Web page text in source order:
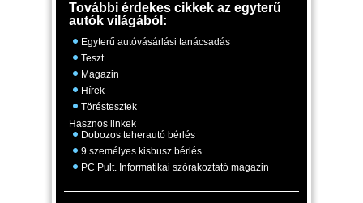
További érdekes cikkek az egyterű
autók világából:
Egyterű autóvásárlási tanácsadás
Teszt
Magazin
Hírek
Töréstesztek
Hasznos linkek
Dobozos teherautó bérlés
9 személyes kisbusz bérlés
PC Pult. Informatikai szórakoztató magazin